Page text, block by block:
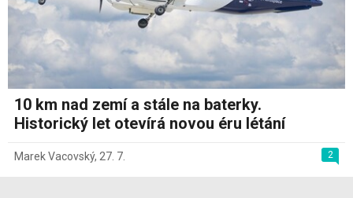
10 km nad zemí a stále na baterky.
Historický let otevírá novou éru létání
2
Marek Vacovský, 27. 7.